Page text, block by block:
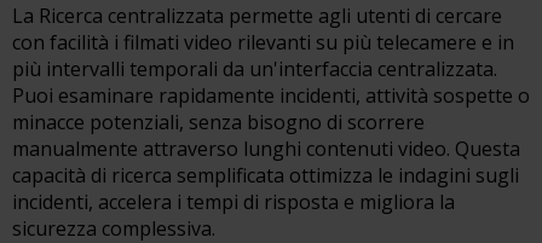
La Ricerca centralizzata permette agli utenti di cercare
con facilità i filmati video rilevanti su più telecamere e in
più intervalli temporali da un'interfaccia centralizzata.
Puoi esaminare rapidamente incidenti, attività sospette o
minacce potenziali, senza bisogno di scorrere
manualmente attraverso lunghi contenuti video. Questa
capacità di ricerca semplificata ottimizza le indagini sugli
incidenti, accelera i tempi di risposta e migliora la
sicurezza complessiva.